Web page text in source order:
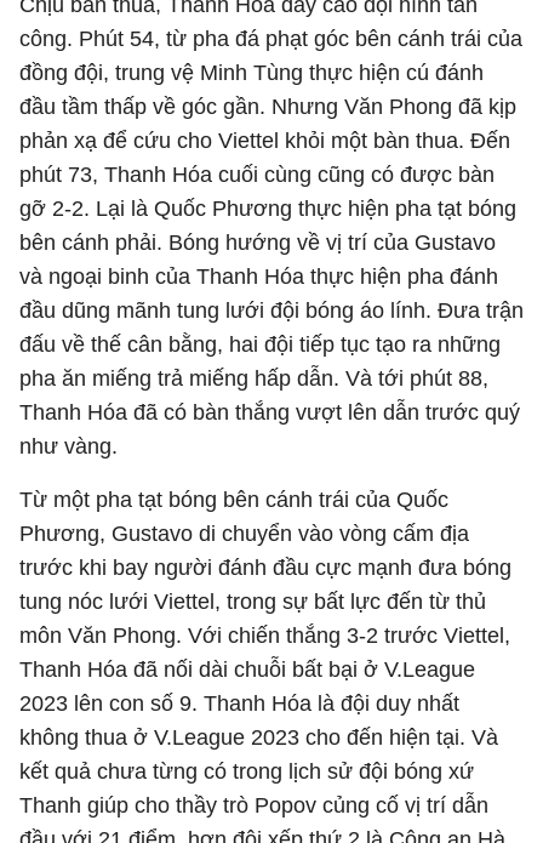
Chịu bàn thua, Thanh Hóa đẩy cao đội hình tấn
công. Phút 54, từ pha đá phạt góc bên cánh trái của
đồng đội, trung vệ Minh Tùng thực hiện cú đánh
đầu tầm thấp về góc gần. Nhưng Văn Phong đã kịp
phản xạ để cứu cho Viettel khỏi một bàn thua. Đến
phút 73, Thanh Hóa cuối cùng cũng có được bàn
gỡ 2-2. Lại là Quốc Phương thực hiện pha tạt bóng
bên cánh phải. Bóng hướng về vị trí của Gustavo
và ngoại binh của Thanh Hóa thực hiện pha đánh
đầu dũng mãnh tung lưới đội bóng áo lính. Đưa trận
đấu về thế cân bằng, hai đội tiếp tục tạo ra những
pha ăn miếng trả miếng hấp dẫn. Và tới phút 88,
Thanh Hóa đã có bàn thắng vượt lên dẫn trước quý
như vàng.
Từ một pha tạt bóng bên cánh trái của Quốc
Phương, Gustavo di chuyển vào vòng cấm địa
trước khi bay người đánh đầu cực mạnh đưa bóng
tung nóc lưới Viettel, trong sự bất lực đến từ thủ
môn Văn Phong. Với chiến thắng 3-2 trước Viettel,
Thanh Hóa đã nối dài chuỗi bất bại ở V.League
2023 lên con số 9. Thanh Hóa là đội duy nhất
không thua ở V.League 2023 cho đến hiện tại. Và
kết quả chưa từng có trong lịch sử đội bóng xứ
Thanh giúp cho thầy trò Popov củng cố vị trí dẫn